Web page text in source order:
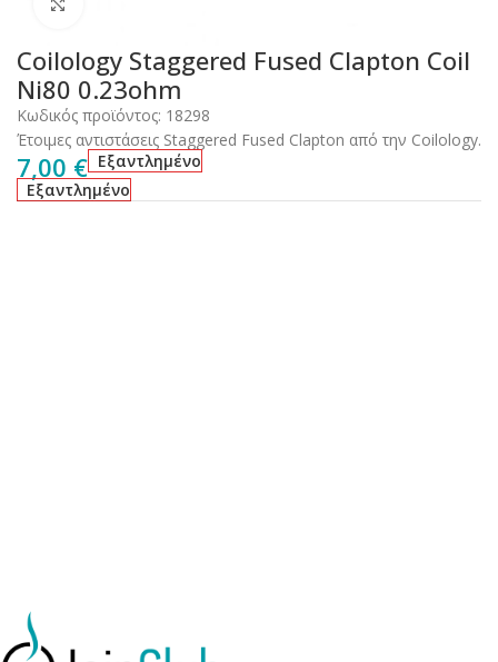
Coilology Staggered Fused Clapton Coil
Ni80 0.23ohm
Κωδικός προϊόντος: 18298
Έτοιμες αντιστάσεις Staggered Fused Clapton από την Coilology.
7,00 € Εξαντλημένο
Εξαντλημένο